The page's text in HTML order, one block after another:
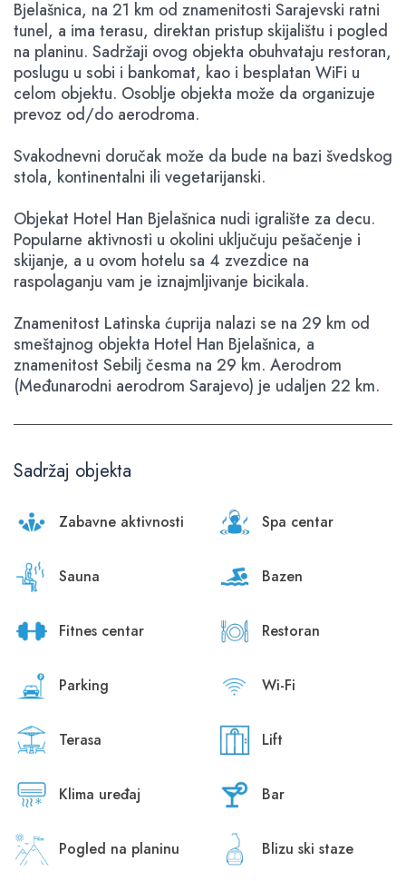
Bjelašnica, na 21 km od znamenitosti Sarajevski ratni
tunel, a ima terasu, direktan pristup skijalištu i pogled
na planinu. Sadržaji ovog objekta obuhvataju restoran,
poslugu u sobi i bankomat, kao i besplatan WiFi u
celom objektu. Osoblje objekta može da organizuje
prevoz od/do aerodroma.
Svakodnevni doručak može da bude na bazi švedskog
stola, kontinentalni ili vegetarijanski.
Objekat Hotel Han Bjelašnica nudi igralište za decu.
Popularne aktivnosti u okolini uključuju pešačenje i
skijanje, a u ovom hotelu sa 4 zvezdice na
raspolaganju vam je iznajmljivanje bicikala.
Znamenitost Latinska ćuprija nalazi se na 29 km od
smeštajnog objekta Hotel Han Bjelašnica, a
znamenitost Sebilj česma na 29 km. Aerodrom
(Međunarodni aerodrom Sarajevo) je udaljen 22 km.
Sadržaj objekta
Zabavne aktivnosti Spa centar
Sauna Bazen
Fitnes centar Restoran
Parking Wi-Fi
Terasa Lift
Klima uređaj Bar
Pogled na planinu Blizu ski staze